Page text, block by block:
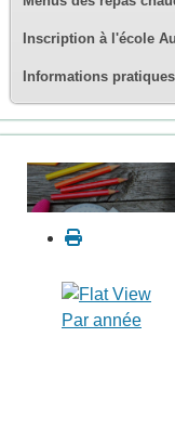
Inscription à l'école
Informations pratiques
Par année